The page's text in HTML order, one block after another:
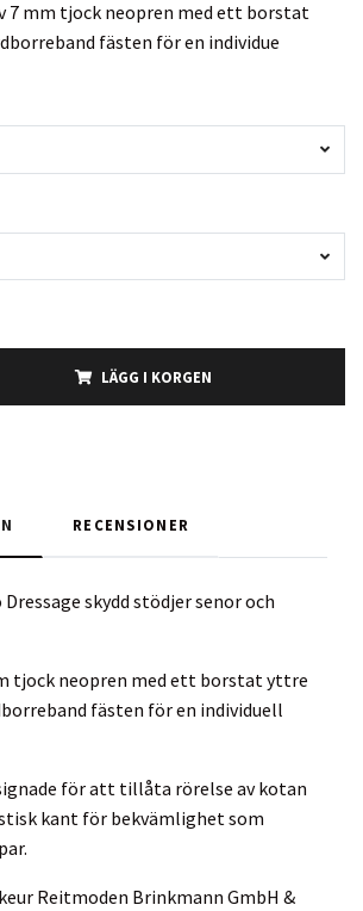
7 mm tjock neopren med ett borstat
fästen för en individue
LÄGG I KORGEN
RECENSIONER
skydd stödjer senor och
tjock neopren med ett borstat yttre
fästen för en individuell
för att tillåta rörelse av kotan
kant för bekvämlighet som
Reitmoden Brinkmann GmbH &